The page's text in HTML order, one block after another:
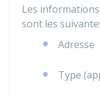
Les
sont les
Adresse
Type